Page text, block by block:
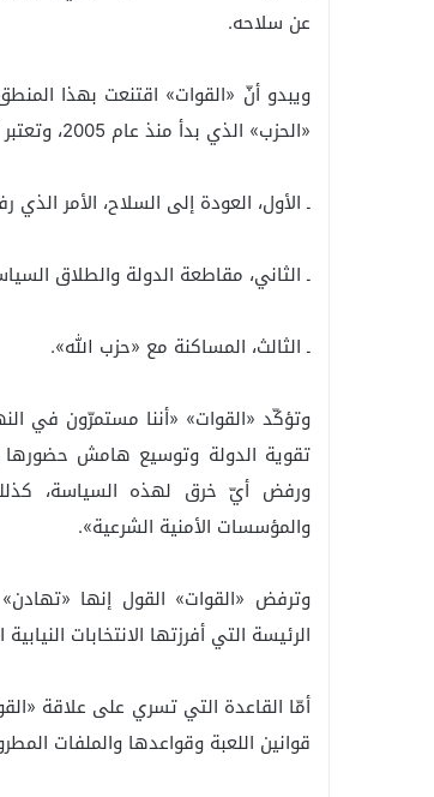
عن سلاحه.
ويبدو أنّ «القوات» اقتنعت بهذا
«الحزب» الذي بدأ منذ عام 2005، وتعتبر أنّ اللبنانيين أمام ثلاثة خيارات:
ـ الأول، العودة إلى السلاح، الأمر الذي رفضته قوى «14 آذار» منذ اللحظة
ـ الثاني، مقاطعة الدولة والطلاق
ـ الثالث، المساكنة مع «حزب الله».
تقوية الدولة وتوسيع هامش حضورها
ورفض أيّ خرق لهذه السياسة، كذلك
والمؤسسات الأمنية الشرعية».
وترفض «القوات» القول إنها
الرئيسة التي أفرزتها الانتخابات النيابية
أمّا القاعدة التي تسري على علاقة
قوانين اللعبة وقواعدها والملفات